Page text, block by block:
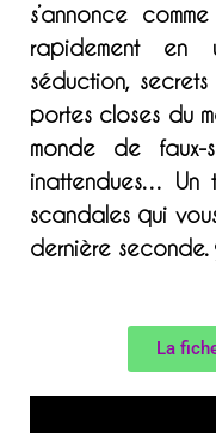
s’annonce
rapidement en
séduction,
portes closes du
monde de faux-
inattendues… Un
scandales qui
dernière seconde.
La